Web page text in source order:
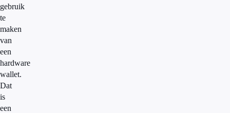
gebruik
te
maken
van
een
hardware
wallet.
Dat
is
een